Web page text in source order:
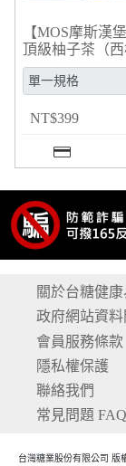
【MOS摩斯漢
頂級柚子茶（西
620g
NT$399
關於台糖健康
政府網站資
會員服務條款
隱私權保護
聯絡我們
常見問題 FAQ
台灣糖業股份有限公司 版